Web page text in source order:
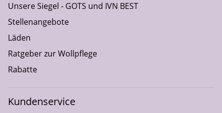
Unsere Siegel - GOTS und IVN BEST
Stellenangebote
Läden
Ratgeber zur Wollpflege
Rabatte
Kundenservice